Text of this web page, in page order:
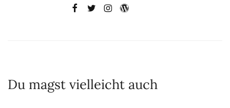
Du magst vielleicht auch